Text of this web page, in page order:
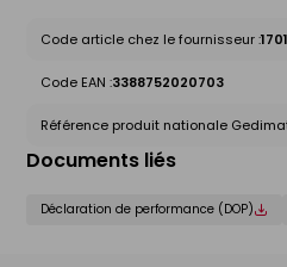
Code article chez le fournisseur :
Code EAN :3388752020703
Référence produit nationale
Documents liés
Déclaration de performance (DOP)